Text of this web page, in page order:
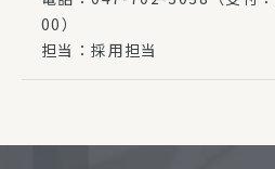
00）
担当：採用担当